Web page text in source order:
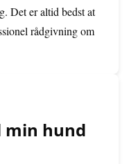
Det er altid bedst at
rådgivning om
min hund